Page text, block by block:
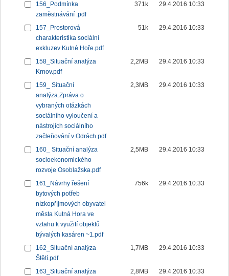
156_Podmínka
zaměstnávání .pdf
371k 29.4.2016 10:33
157_Prostorová
charakteristika sociální
exkluzev Kutné Hoře.pdf
51k 29.4.2016 10:33
158_Situační analýza
Krnov.pdf
2,2MB 29.4.2016 10:33
159_ Situační
analýza.Zpráva o
vybraných otázkách
sociálního vyloučení a
nástrojích sociálního
začleňování v Odrách.pdf
2,3MB 29.4.2016 10:33
160_ Situační analýza
socioekonomického
rozvoje Osoblažska.pdf
2,5MB 29.4.2016 10:33
161_Návrhy řešení
bytových potřeb
nízkopříjmových obyvatel
města Kutná Hora ve
vztahu k využití objektů
bývalých kasáren ~1.pdf
756k 29.4.2016 10:33
162_Situační analýza
Štětí.pdf
1,7MB 29.4.2016 10:33
163_Situační analýza
2,8MB 29.4.2016 10:33